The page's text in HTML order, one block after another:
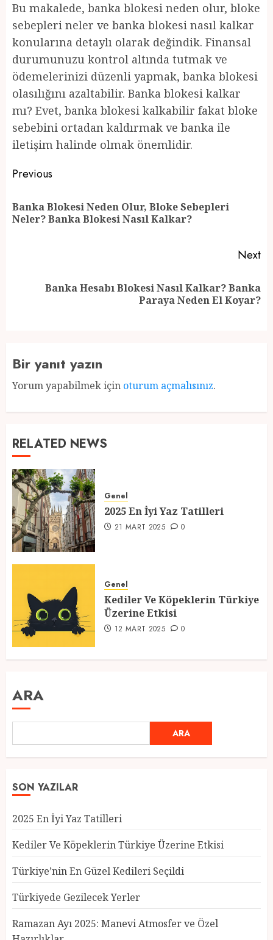
Bu makalede, banka blokesi neden olur, bloke
sebepleri neler ve banka blokesi nasıl kalkar
konularına detaylı olarak değindik. Finansal
durumunuzu kontrol altında tutmak ve
ödemelerinizi düzenli yapmak, banka blokesi
olasılığını azaltabilir. Banka blokesi kalkar
mı? Evet, banka blokesi kalkabilir fakat bloke
sebebini ortadan kaldırmak ve banka ile
iletişim halinde olmak önemlidir.
Post
navigation
Previous
Banka Blokesi Neden Olur, Bloke Sebepleri
Neler? Banka Blokesi Nasıl Kalkar?
Next
Banka Hesabı Blokesi Nasıl Kalkar? Banka
Paraya Neden El Koyar?
Bir yanıt yazın
Yorum yapabilmek için oturum açmalısınız.
RELATED NEWS
Genel
2025 En İyi Yaz Tatilleri
21 MART 2025 0
Genel
Kediler Ve Köpeklerin Türkiye
Üzerine Etkisi
12 MART 2025 0
ARA
ARA
SON YAZILAR
2025 En İyi Yaz Tatilleri
Kediler Ve Köpeklerin Türkiye Üzerine Etkisi
Türkiye’nin En Güzel Kedileri Seçildi
Türkiyede Gezilecek Yerler
Ramazan Ayı 2025: Manevi Atmosfer ve Özel
Türkiye’nin En Güzel Kedileri
Seçildi
12 MART 2025